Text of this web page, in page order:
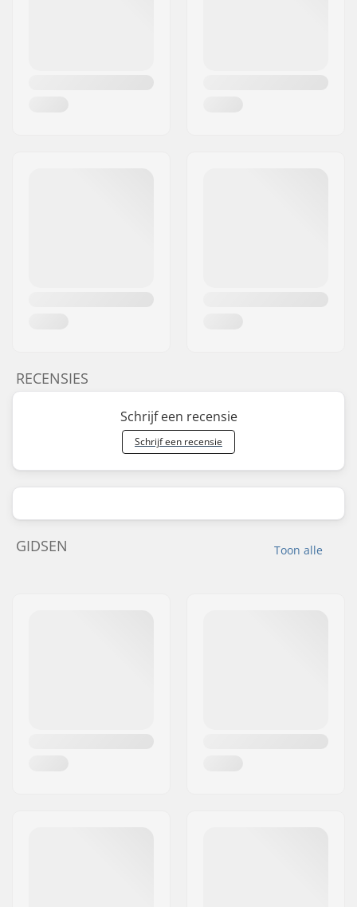
RECENSIES
Schrijf een recensie
Schrijf een recensie
Toon alle
GIDSEN